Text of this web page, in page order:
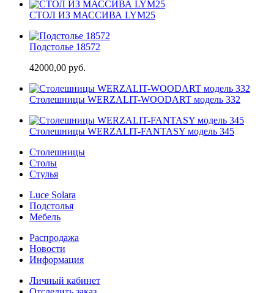
СТОЛ ИЗ МАССИВА LYM25
Подстолье 18572
42000,00 руб.
Cтолешницы WERZALIT-WOODART модель 332
Cтолешницы WERZALIT-FANTASY модель 345
Столешницы
Столы
Стулья
Luce Solara
Подстолья
Мебель
Распродажа
Новости
Информация
Личный кабинет